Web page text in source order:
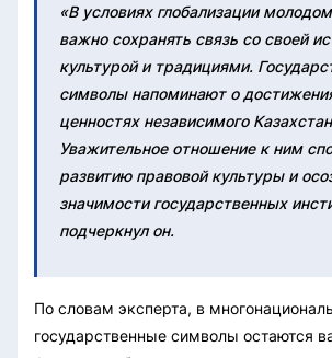
«В условиях глобализации
важно сохранять связь со своей
культурой и традициями.
символы напоминают о
ценностях независимого
Уважительное отношение к ним
развитию правовой культуры и
значимости государственных
подчеркнул он.
По словам эксперта, в
государственные символы остаются